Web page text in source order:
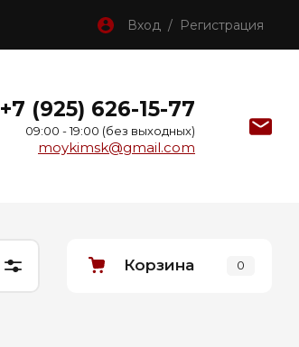
Вход / Регистрация
+7 (925) 626-15-77
09:00 - 19:00 (без выходных)
moykimsk@gmail.com
Корзина 0